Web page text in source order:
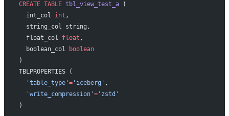
CREATE TABLE tbl_view_test_a (
  int_col
int ,
  string_col string,
  float_col
float ,
  boolean_col
boolean
)
TBLPROPERTIES (
  'table_type'
='iceberg' ,
  'write_compression'
='zstd'
)